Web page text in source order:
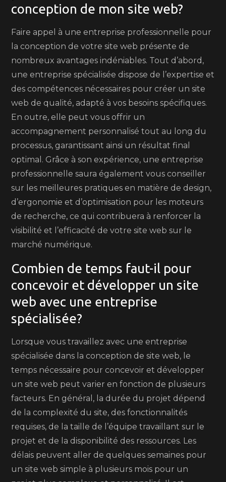
conception de mon site web?
Faire appel à une entreprise professionnelle pour
la conception de votre site web présente de
nombreux avantages indéniables. Tout d’abord,
une entreprise spécialisée dispose de l’expertise et
des compétences nécessaires pour créer un site
web de qualité, adapté à vos besoins spécifiques.
En outre, elle peut vous offrir un
accompagnement personnalisé tout au long du
processus, garantissant ainsi un résultat final
optimal. Grâce à son expérience, une entreprise
professionnelle saura également vous conseiller
sur les meilleures pratiques en matière de design,
d’ergonomie et d’optimisation pour les moteurs
de recherche, ce qui contribuera à renforcer la
visibilité et l’efficacité de votre site web sur le
marché numérique.
Combien de temps faut-il pour
concevoir et développer un site
web avec une entreprise
spécialisée?
Lorsque vous travaillez avec une entreprise
spécialisée dans la conception de site web, le
temps nécessaire pour concevoir et développer
un site web peut varier en fonction de plusieurs
facteurs. En général, la durée du projet dépend
de la complexité du site, des fonctionnalités
requises, de la taille de l’équipe travaillant sur le
projet et de la disponibilité des ressources. Les
délais peuvent aller de quelques semaines pour
un site web simple à plusieurs mois pour un